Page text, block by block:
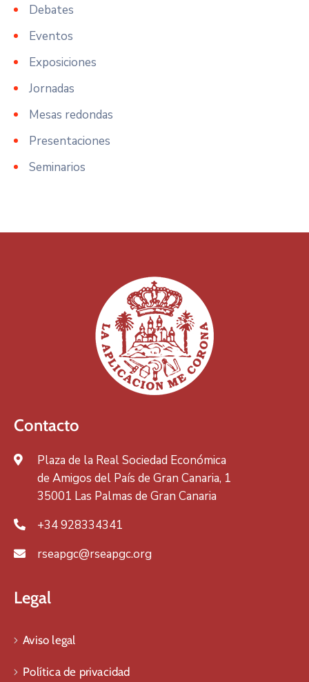
Debates
Eventos
Exposiciones
Jornadas
Mesas redondas
Presentaciones
Seminarios
Contacto
Plaza de la Real Sociedad Económica
de Amigos del País de Gran Canaria, 1
35001 Las Palmas de Gran Canaria
+34 928334341
rseapgc@rseapgc.org
Legal
Aviso legal
Política de privacidad